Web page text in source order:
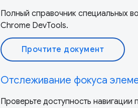
Полный справочник специальных
Chrome DevTools.
Прочтите документ
Отслеживание фокуса
Проверьте доступность навигации